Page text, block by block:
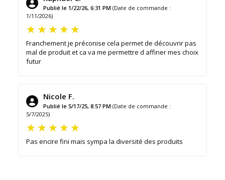
Publié le 1/22/26, 6:31 PM (Date de commande :
1/11/2026)
Franchement je préconise cela permet de découvrir pas
mal de produit et ca va me permettre d affiner mes choix
futur
Nicole F.
Publié le 5/17/25, 8:57 PM (Date de commande :
5/7/2025)
Pas encire fini mais sympa la diversité des produits